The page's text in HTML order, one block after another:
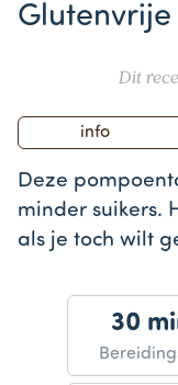
Dit
of
info
Deze
minder suikers.
als je toch wilt
30